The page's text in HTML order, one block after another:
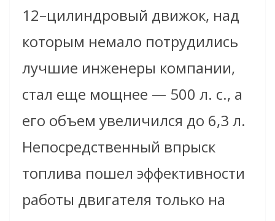
12–цилиндровый движок, над
которым немало потрудились
лучшие инженеры компании,
стал еще мощнее — 500 л. с., а
его объем увеличился до 6,3 л.
Непосредственный впрыск
топлива пошел эффективности
работы двигателя только на